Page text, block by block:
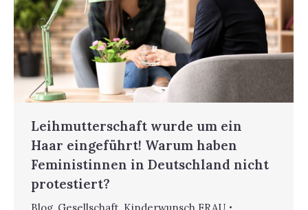
Leihmutterschaft wurde um ein
Haar eingeführt! Warum haben
Feministinnen in Deutschland nicht
protestiert?